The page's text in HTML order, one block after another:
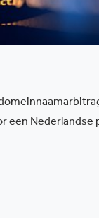
een Nederlandse